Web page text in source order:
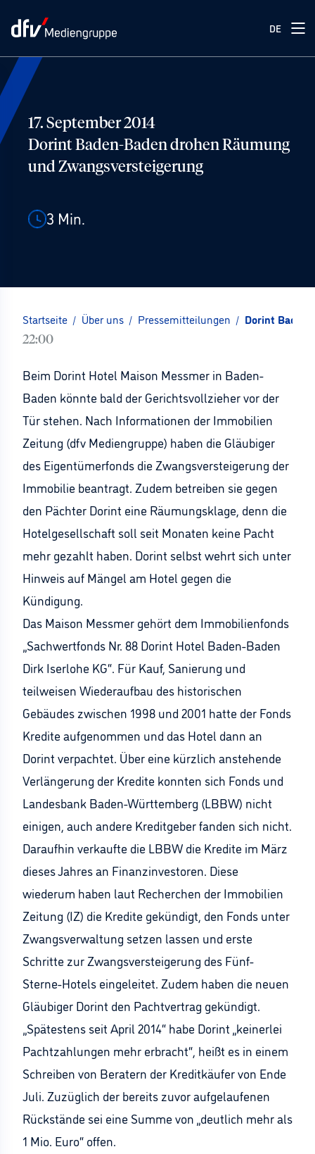
DE
17. September 2014
Dorint Baden-Baden drohen Räumung
und Zwangsversteigerung
3 Min.
Startseite / Über uns / Pressemitteilungen / Dorint
22:00
Beim Dorint Hotel Maison Messmer in Baden-
Baden könnte bald der Gerichtsvollzieher vor der
Tür stehen. Nach Informationen der Immobilien
Zeitung (dfv Mediengruppe) haben die Gläubiger
des Eigentümerfonds die Zwangsversteigerung der
Immobilie beantragt. Zudem betreiben sie gegen
den Pächter Dorint eine Räumungsklage, denn die
Hotelgesellschaft soll seit Monaten keine Pacht
mehr gezahlt haben. Dorint selbst wehrt sich unter
Hinweis auf Mängel am Hotel gegen die
Kündigung.
Das Maison Messmer gehört dem Immobilienfonds
„Sachwertfonds Nr. 88 Dorint Hotel Baden-Baden
Dirk Iserlohe KG“. Für Kauf, Sanierung und
teilweisen Wiederaufbau des historischen
Gebäudes zwischen 1998 und 2001 hatte der Fonds
Kredite aufgenommen und das Hotel dann an
Dorint verpachtet. Über eine kürzlich anstehende
Verlängerung der Kredite konnten sich Fonds und
Landesbank Baden-Württemberg (LBBW) nicht
einigen, auch andere Kreditgeber fanden sich nicht.
Daraufhin verkaufte die LBBW die Kredite im März
dieses Jahres an Finanzinvestoren. Diese
wiederum haben laut Recherchen der Immobilien
Zeitung (IZ) die Kredite gekündigt, den Fonds unter
Zwangsverwaltung setzen lassen und erste
Schritte zur Zwangsversteigerung des Fünf-
Sterne-Hotels eingeleitet. Zudem haben die neuen
Gläubiger Dorint den Pachtvertrag gekündigt.
„Spätestens seit April 2014“ habe Dorint „keinerlei
Pachtzahlungen mehr erbracht“, heißt es in einem
Schreiben von Beratern der Kreditkäufer von Ende
Juli. Zuzüglich der bereits zuvor aufgelaufenen
Rückstände sei eine Summe von „deutlich mehr als
1 Mio. Euro“ offen.